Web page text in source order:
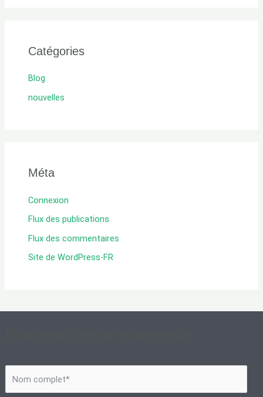
Catégories
Blog
nouvelles
Méta
Connexion
Flux des publications
Flux des commentaires
Site de WordPress-FR